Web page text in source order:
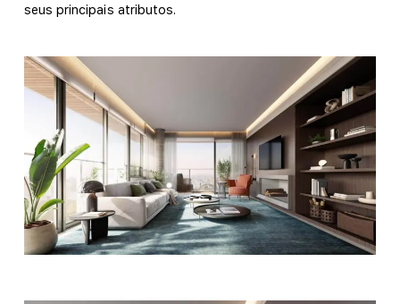
seus principais atributos.